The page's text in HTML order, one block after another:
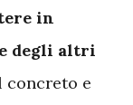
in
degli altri
concreto e